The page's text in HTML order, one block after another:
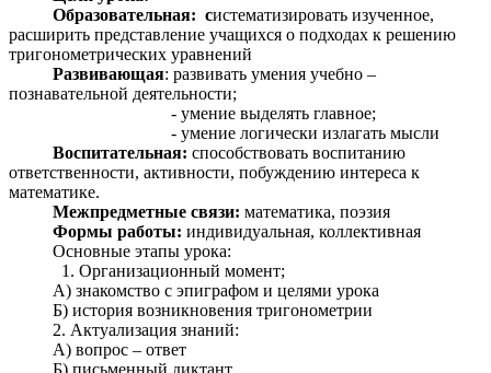
Образовательная: систематизировать изученное,
расширить представление учащихся о подходах к решению
тригонометрических уравнений
Развивающая: развивать умения учебно –
познавательной деятельности;
- умение выделять главное;
- умение логически излагать мысли
Воспитательная: способствовать воспитанию
ответственности, активности, побуждению интереса к
математике.
Межпредметные связи: математика, поэзия
Формы работы: индивидуальная, коллективная
Основные этапы урока:
Организационный момент;
А) знакомство с эпиграфом и целями урока
Б) история возникновения тригонометрии
2. Актуализация знаний:
А) вопрос – ответ